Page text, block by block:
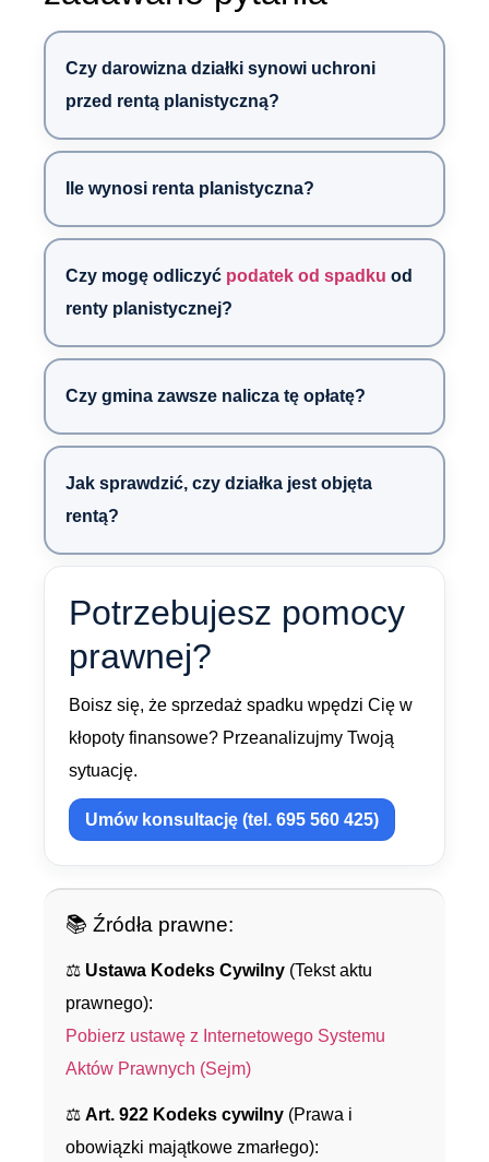
Czy darowizna działki synowi uchroni
przed rentą planistyczną?
Ile wynosi renta planistyczna?
Czy mogę odliczyć podatek od spadku od
renty planistycznej?
Czy gmina zawsze nalicza tę opłatę?
Jak sprawdzić, czy działka jest objęta
rentą?
Potrzebujesz pomocy
prawnej?
Boisz się, że sprzedaż spadku wpędzi Cię w
kłopoty finansowe? Przeanalizujmy Twoją
sytuację.
Umów konsultację (tel. 695 560 425)
📚 Źródła prawne:
⚖️ Ustawa Kodeks Cywilny (Tekst aktu
prawnego):
Pobierz ustawę z Internetowego Systemu
Aktów Prawnych (Sejm)
⚖️ Art. 922 Kodeks cywilny (Prawa i
obowiązki majątkowe zmarłego):